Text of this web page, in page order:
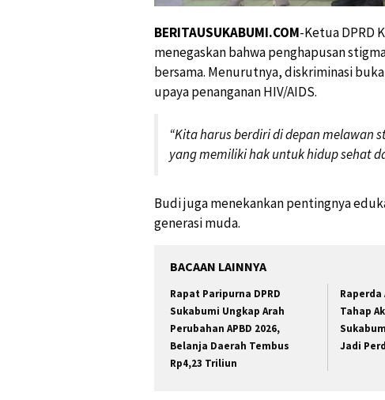
BERITAUSUKABUMI.COM-Ketua DPRD
menegaskan bahwa penghapusan
bersama. Menurutnya, diskriminasi
upaya penanganan HIV/AIDS.
“Kita harus berdiri di depan melawan
yang memiliki hak untuk hidup sehat
Budi juga menekankan pentingnya
generasi muda.
BACAAN LAINNYA
Rapat Paripurna DPRD
Sukabumi Ungkap Arah
Perubahan APBD 2026,
Belanja Daerah Tembus
Rp4,23 Triliun
Raperda
Tahap
Jadi